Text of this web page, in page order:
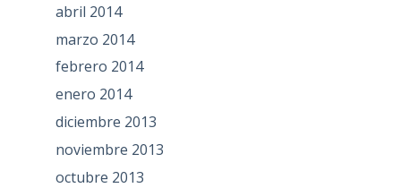
abril 2014
marzo 2014
febrero 2014
enero 2014
diciembre 2013
noviembre 2013
octubre 2013